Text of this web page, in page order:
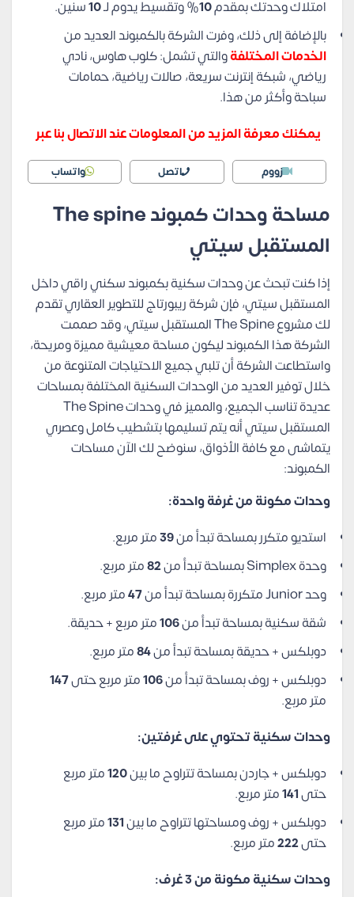
امتلاك وحدتك بمقدم10% وتقسيط يدوم لـ10سنين.
بالإضافة إلى ذلك، وفرت الشركة بالكمبوند العديد من
الخدمات المختلفةوالتي تشمل: كلوب هاوس، نادي
رياضي، شبكة إنترنت سريعة، صالات رياضية، حمامات
سباحة وأكثر من هذا.
يمكنك معرفة المزيد من المعلومات عند الاتصال بنا عبر
زووم اتصل واتساب
مساحة وحدات كمبوند The spine
المستقبل سيتي
إذا كنت تبحث عن وحدات سكنية بكمبوند سكني راقي داخل
المستقبل سيتي، فإن شركة ريبورتاج للتطوير العقاري تقدم
لك مشروع The Spine المستقبل سيتي، وقد صممت
الشركة هذا الكمبوند ليكون مساحة معيشية مميزة ومريحة،
واستطاعت الشركة أن تلبي جميع الاحتياجات المتنوعة من
خلال توفير العديد من الوحدات السكنية المختلفة بمساحات
عديدة تناسب الجميع، والمميز في وحدات The Spine
المستقبل سيتي أنه يتم تسليمها بتشطيب كامل وعصري
يتماشى مع كافة الأذواق، سنوضح لك الآن مساحات
الكمبوند:
وحدات مكونة من غرفة واحدة:
استديو متكرر بمساحة تبدأ من39متر مربع.
وحدة Simplex بمساحة تبدأ من
82متر مربع.
وحد Junior متكررة بمساحة تبدأ من
47متر مربع.
شقة سكنية بمساحة تبدأ من106متر مربع + حديقة.
دوبلكس + حديقة بمساحة تبدأ من84متر مربع.
دوبلكس + روف بمساحة تبدأ من106متر مربع حتى147
متر مربع.
وحدات سكنية تحتوي على غرفتين:
دوبلكس + جاردن بمساحة تتراوح ما بين120متر مربع
حتى141متر مربع.
دوبلكس + روف ومساحتها تتراوح ما بين131متر مربع
حتى222متر مربع.
وحدات سكنية مكونة من 3 غرف: